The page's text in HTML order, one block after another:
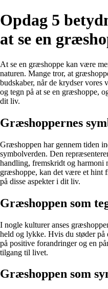
Opdag 5
at se en
At se en græshoppe kan være
naturen. Mange tror, at
budskaber, når de krydser
og tegn på at se en græshoppe,
dit liv.
Græshoppernes
Græshoppen har gennem tiden
symbolverden. Den
handling, fremskridt og harmoni
græshoppe, kan det være et hint
på disse aspekter i dit liv.
Græshoppen som
I nogle kulturer anses
held og lykke. Hvis du støder
på positive forandringer og en
tilgang til livet.
Græshoppen som